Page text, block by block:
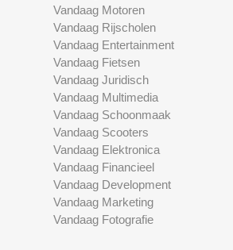
Vandaag Motoren
Vandaag Rijscholen
Vandaag Entertainment
Vandaag Fietsen
Vandaag Juridisch
Vandaag Multimedia
Vandaag Schoonmaak
Vandaag Scooters
Vandaag Elektronica
Vandaag Financieel
Vandaag Development
Vandaag Marketing
Vandaag Fotografie